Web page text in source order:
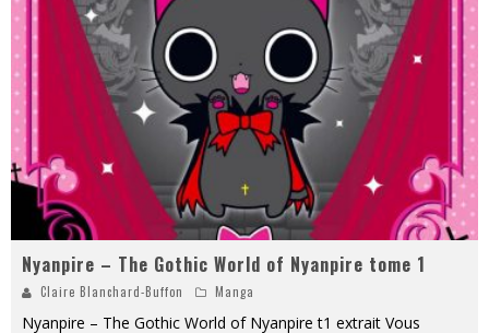
Nyanpire – The Gothic World of Nyanpire tome 1
Claire Blanchard-Buffon Manga
Nyanpire – The Gothic World of Nyanpire t1 extrait Vous